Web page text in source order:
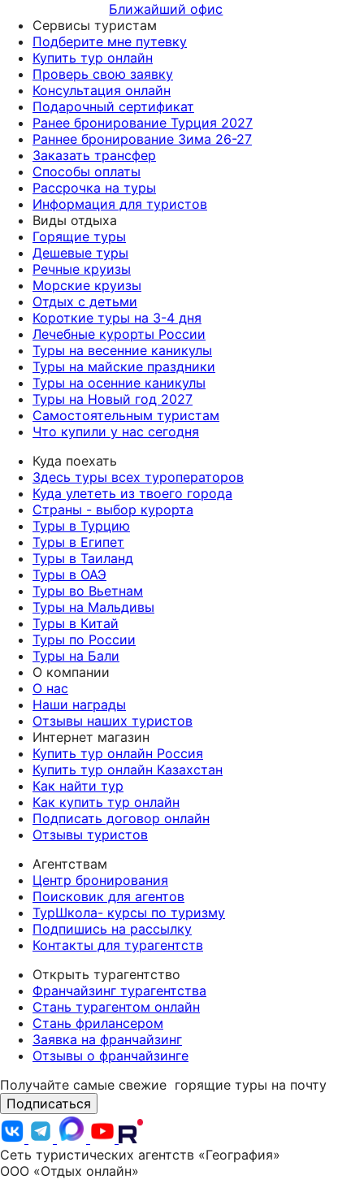
Ближайший офис
Сервисы туристам
Подберите мне путевку
Купить тур онлайн
Проверь свою заявку
Консультация онлайн
Подарочный сертификат
Ранее бронирование Турция 2027
Раннее бронирование Зима 26-27
Заказать трансфер
Способы оплаты
Рассрочка на туры
Информация для туристов
Виды отдыха
Горящие туры
Дешевые туры
Речные круизы
Морские круизы
Отдых с детьми
Короткие туры на 3-4 дня
Лечебные курорты России
Туры на весенние каникулы
Туры на майские праздники
Туры на осенние каникулы
Туры на Новый год 2027
Самостоятельным туристам
Что купили у нас сегодня
Куда поехать
Здесь туры всех туроператоров
Куда улететь из твоего города
Страны - выбор курорта
Туры в Турцию
Туры в Египет
Туры в Таиланд
Туры в ОАЭ
Туры во Вьетнам
Туры на Мальдивы
Туры в Китай
Туры по России
Туры на Бали
О компании
О нас
Наши награды
Отзывы наших туристов
Интернет магазин
Купить тур онлайн Россия
Купить тур онлайн Казахстан
Как найти тур
Как купить тур онлайн
Подписать договор онлайн
Отзывы туристов
Агентствам
Центр бронирования
Поисковик для агентов
ТурШкола- курсы по туризму
Подпишись на рассылку
Контакты для турагентств
Открыть турагентство
Франчайзинг турагентства
Стань турагентом онлайн
Стань фрилансером
Заявка на франчайзинг
Отзывы о франчайзинге
Получайте самые свежие горящие туры на почту
Подписаться
Сеть туристических агентств «География»
ООО «Отдых онлайн»